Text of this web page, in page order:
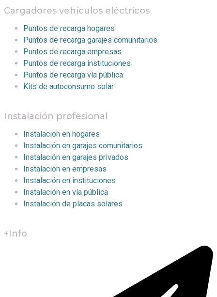
Cargadores vehículos eléctricos
Puntos de recarga hogares
Puntos de recarga garajes comunitarios
Puntos de recarga empresas
Puntos de recarga instituciones
Puntos de recarga vía pública
Kits de autoconsumo solar
Instalación profesional
Instalación en hogares
Instalación en garajes comunitarios
Instalación en garajes privados
Instalación en empresas
Instalación en instituciones
Instalación en vía pública
Instalación de placas solares
+Info